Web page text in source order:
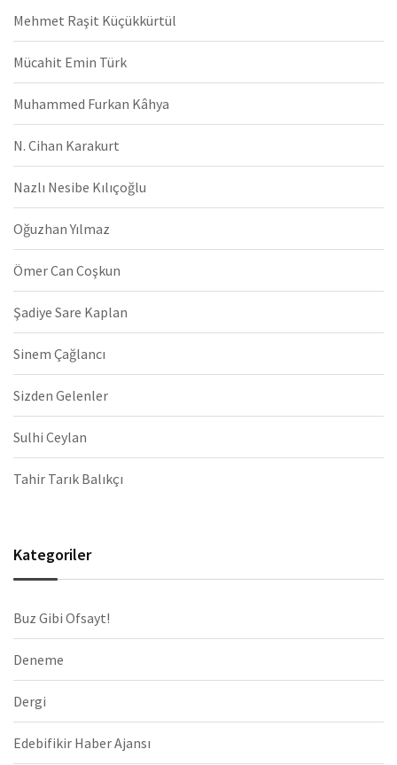
Mehmet Raşit Küçükkürtül
Mücahit Emin Türk
Muhammed Furkan Kâhya
N. Cihan Karakurt
Nazlı Nesibe Kılıçoğlu
Oğuzhan Yılmaz
Ömer Can Coşkun
Şadiye Sare Kaplan
Sinem Çağlancı
Sizden Gelenler
Sulhi Ceylan
Tahir Tarık Balıkçı
Kategoriler
Buz Gibi Ofsayt!
Deneme
Dergi
Edebifikir Haber Ajansı